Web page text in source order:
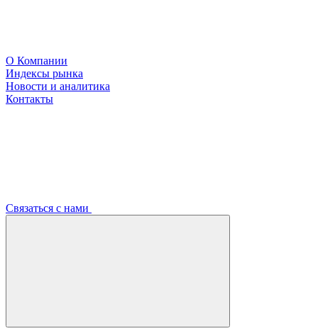
О Компании
Индексы рынка
Новости и аналитика
Контакты
Связаться с нами